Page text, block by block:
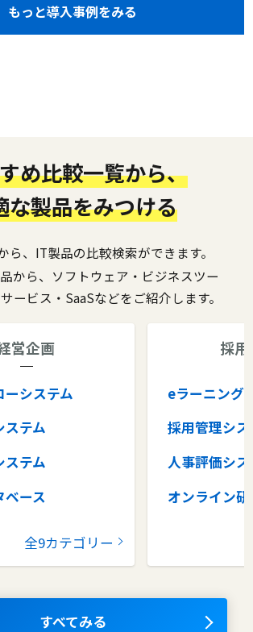
もっと導入事例をみる
め比較一覧から、
な製品をみつける
ら、IT製品の比較検索ができます。
から、ソフトウェア・ビジネスツー
ービス・SaaSなどをご紹介します。
営企画
ーシステム
ステム
ステム
ベース
ションツール
ネジメントツール
全9カテゴリー
採
eラーニング
採用管理シス
人事評価シス
オンライン研
タレントマ
OKRツール
すべてみる